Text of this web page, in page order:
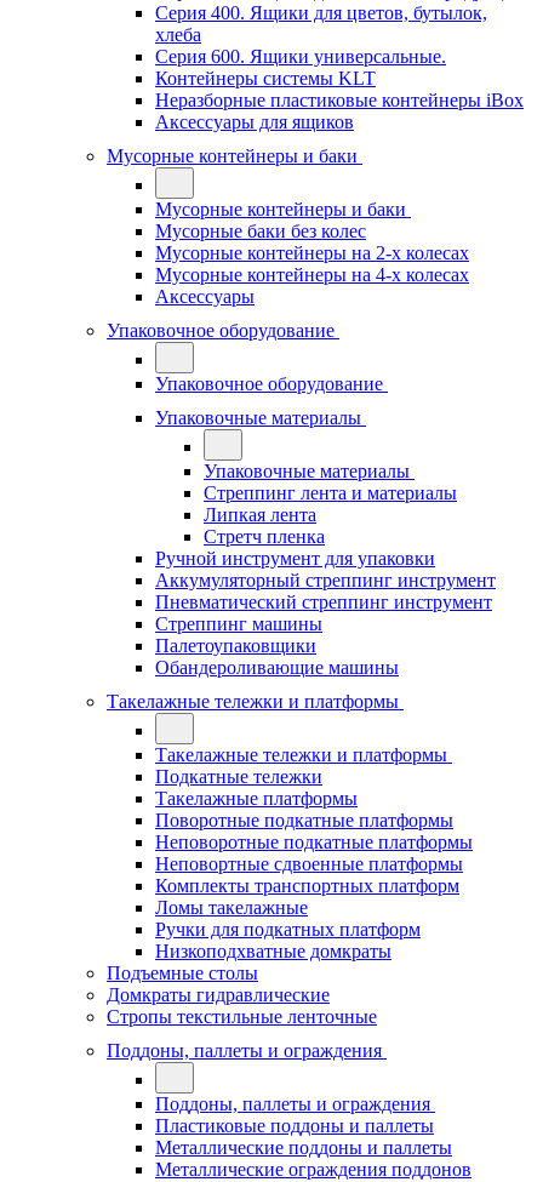
Серия 400. Ящики для цветов, бутылок,
хлеба
Серия 600. Ящики универсальные.
Контейнеры системы KLT
Неразборные пластиковые контейнеры iBox
Аксессуары для ящиков
Мусорные контейнеры и баки
Мусорные контейнеры и баки
Мусорные баки без колес
Мусорные контейнеры на 2-х колесах
Мусорные контейнеры на 4-х колесах
Аксессуары
Упаковочное оборудование
Упаковочное оборудование
Упаковочные материалы
Упаковочные материалы
Стреппинг лента и материалы
Липкая лента
Стретч пленка
Ручной инструмент для упаковки
Аккумуляторный стреппинг инструмент
Пневматический стреппинг инструмент
Стреппинг машины
Палетоупаковщики
Обандероливающие машины
Такелажные тележки и платформы
Такелажные тележки и платформы
Подкатные тележки
Такелажные платформы
Поворотные подкатные платформы
Неповоротные подкатные платформы
Неповортные сдвоенные платформы
Комплекты транспортных платформ
Ломы такелажные
Ручки для подкатных платформ
Низкоподхватные домкраты
Подъемные столы
Домкраты гидравлические
Стропы текстильные ленточные
Поддоны, паллеты и ограждения
Поддоны, паллеты и ограждения
Пластиковые поддоны и паллеты
Металлические поддоны и паллеты
Металлические ограждения поддонов